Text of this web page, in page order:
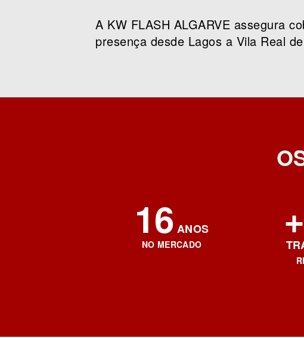
A KW FLASH ALGARVE assegura
presença desde Lagos a Vila Real
16 ANOS
NO MERCADO